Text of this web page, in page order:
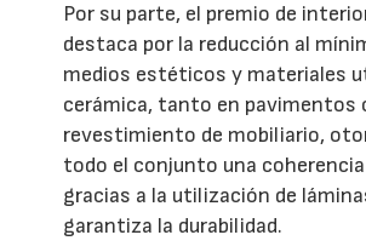
Por su parte, el premio de
destaca por la reducción al
medios estéticos y materiales
cerámica, tanto en pavimentos
revestimiento de mobiliario,
todo el conjunto una coherencia
gracias a la utilización de
garantiza la durabilidad.